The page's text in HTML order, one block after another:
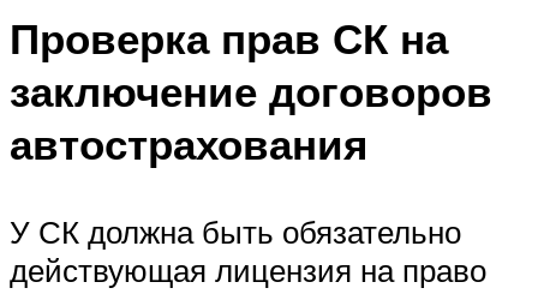
Проверка прав СК на
заключение договоров
автострахования
У СК должна быть обязательно
действующая лицензия на право